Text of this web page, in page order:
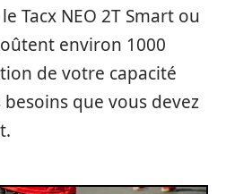
Tacx NEO 2T Smart ou
environ 1000
de votre capacité
que vous devez